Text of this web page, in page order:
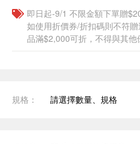
即日起-9/1 不限金額下單贈
如使用折價券/折扣碼則不符
品滿$2,000可折，不得與其
規格： 請選擇數量、規格